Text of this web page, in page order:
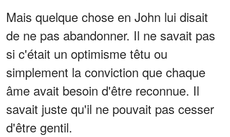
Mais quelque chose en John lui disait
de ne pas abandonner. Il ne savait pas
si c'était un optimisme têtu ou
simplement la conviction que chaque
âme avait besoin d'être reconnue. Il
savait juste qu'il ne pouvait pas cesser
d'être gentil.